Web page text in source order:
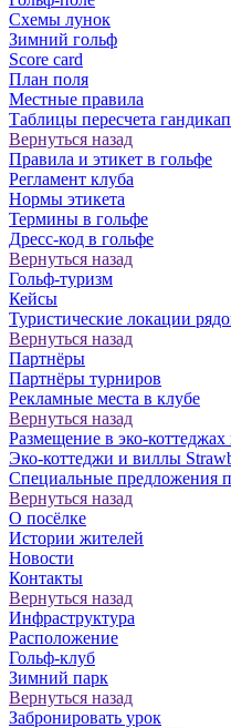
Схемы лунок
Зимний гольф
Score card
План поля
Местные правила
Таблицы пересчета
Вернуться назад
Правила и этикет в гольфе
Регламент клуба
Нормы этикета
Термины в гольфе
Дресс-код в гольфе
Вернуться назад
Гольф-туризм
Кейсы
Туристические локации
Вернуться назад
Партнёры
Партнёры турниров
Рекламные места в клубе
Вернуться назад
Размещение в эко-коттеджах
Эко-коттеджи и виллы
Специальные предложения
Вернуться назад
О посёлке
Истории жителей
Новости
Контакты
Вернуться назад
Инфраструктура
Расположение
Гольф-клуб
Зимний парк
Вернуться назад
Забронировать урок